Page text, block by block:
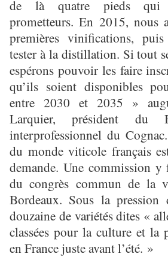
de là quatre pieds qui
prometteurs. En 2015, nous
premières vinifications,
tester à la distillation. Si tout
espérons pouvoir les faire
qu’ils soient disponibles
entre 2030 et 2035 »
Larquier, président du
interprofessionnel du
du monde viticole français
demande. Une commission y
du congrès commun de la
Bordeaux. Sous la
douzaine de variétés dites «
classées pour la culture et la
en France juste avant l’été. »